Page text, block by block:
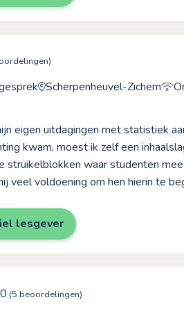
Scherpenheuvel-Zichem
eigen uitdagingen met statistiek
kwam, moest ik zelf een
struikelblokken waar studenten
veel voldoening om hen hierin te
lesgever
(5 beoordelingen)